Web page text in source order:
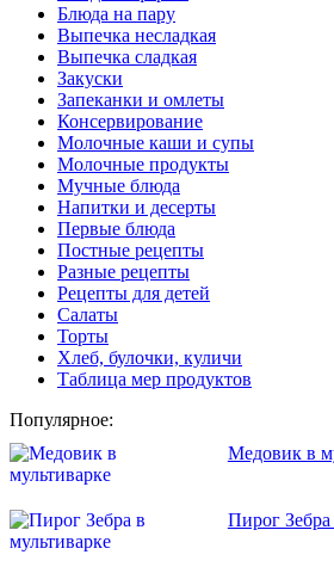
Блюда на пару
Выпечка несладкая
Выпечка сладкая
Закуски
Запеканки и омлеты
Консервирование
Молочные каши и супы
Молочные продукты
Мучные блюда
Напитки и десерты
Первые блюда
Постные рецепты
Разные рецепты
Рецепты для детей
Салаты
Торты
Хлеб, булочки, куличи
Таблица мер продуктов
Популярное:
Медовик в
Пирог Зебра